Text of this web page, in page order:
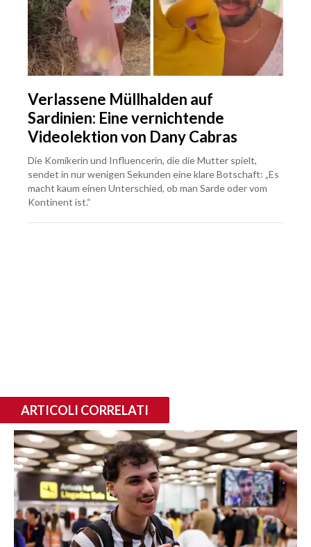
Verlassene Müllhalden auf
Sardinien: Eine vernichtende
Videolektion von Dany Cabras
Die Komikerin und Influencerin, die die Mutter spielt,
sendet in nur wenigen Sekunden eine klare Botschaft: „Es
macht kaum einen Unterschied, ob man Sarde oder vom
Kontinent ist.“
ARTICOLI CORRELATI